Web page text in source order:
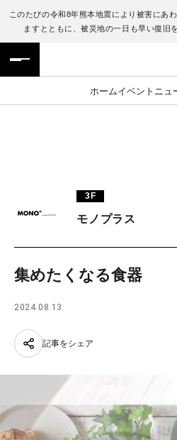
このたびの令和8年熊本地震により被害にあ
ますとともに、被災地の一日も早い復旧
ホームイベント ニュ
フロアガイド
施設案内・アクセス
TAX FREE
ENGLISH
繁体字
日本語
3F
モノプラス
集めたくなる食器
2024.08.13
記事をシェア